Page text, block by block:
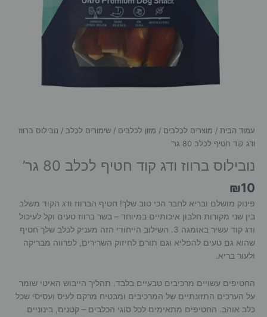
עמוד הבית / מוצרים לכלבים / מזון לכלבים / שימורים לכלב / נובילוס ברווז
ודג קוד חטיף לכלב 80 גר’
נובילוס ברווז ודג קוד חטיף לכלב 80 גר’
₪10
פינוק מושלם ובריא לחבר הכי טוב שלך! חטיף הברווז ודג הקוד משלב
בין שני מקורות חלבון איכותיים במיוחד – בשר ברווז טעים וקל לעיכול
ודג קוד עשיר באומגה 3. השילוב הייחודי הזה מעניק לכלב שלך חטיף
שהוא גם טעים להפליא וגם תורם לחיזוק השרירים, לפרווה מבריקה
ולעור בריא.
החטיפים עשויים מרכיבים טבעיים בלבד. תהליך הייבוש האיטי שומר
על הערכים התזונתיים של המרכיבים ומבטיח מרקם לעיס ועסיסי שכל
כלב אוהב. החטיפים מתאימים לכל סוגי הכלבים – קטנים, בינוניים